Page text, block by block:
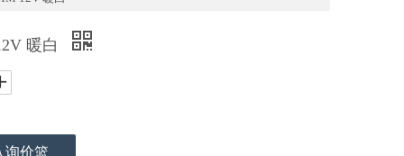
暖白
询价篮